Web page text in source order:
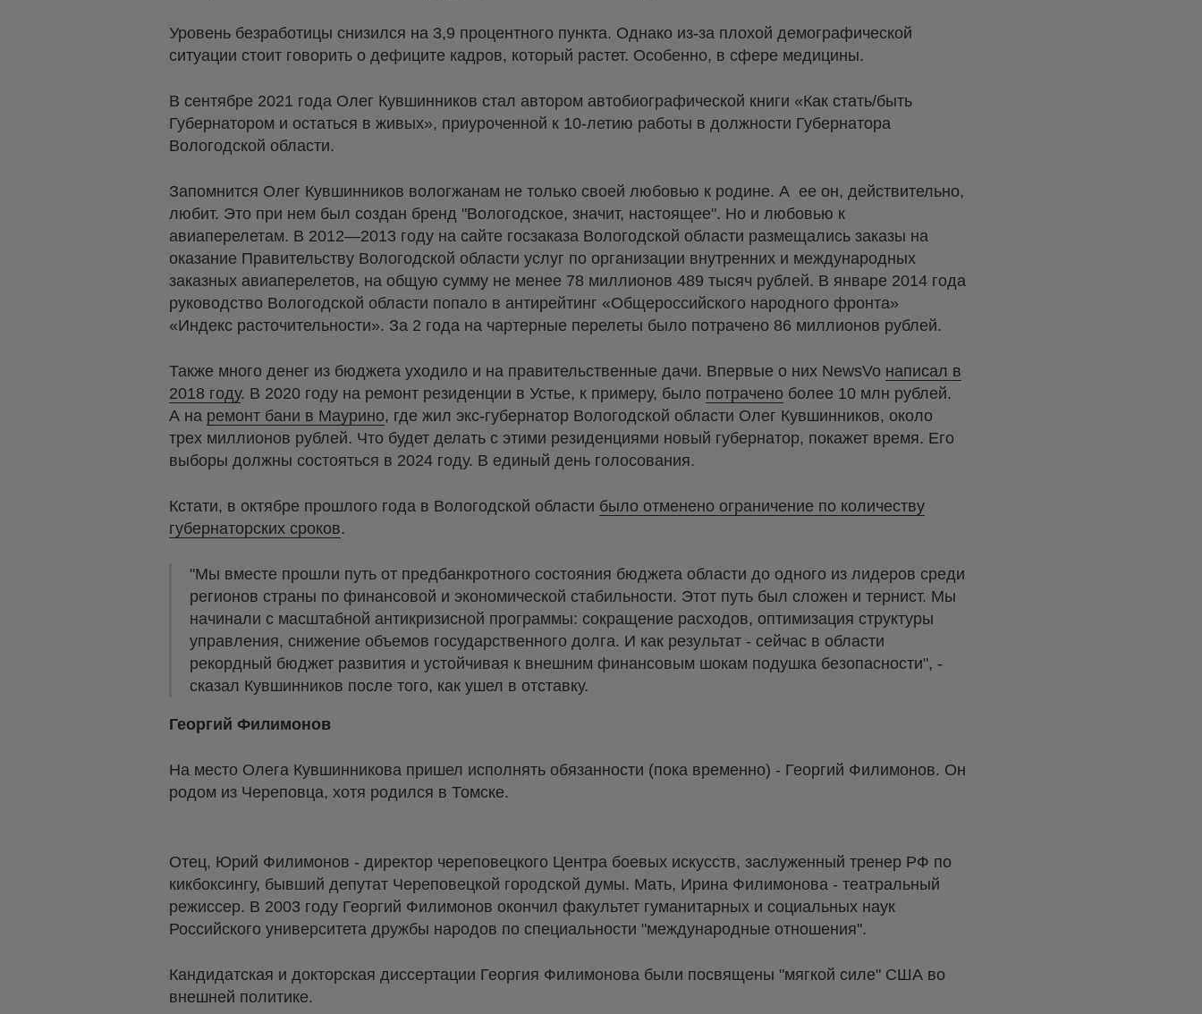
Уровень безработицы снизился на 3,9 процентного пункта. Однако из-за плохой демографической
ситуации стоит говорить о дефиците кадров, который растет. Особенно, в сфере медицины.
В сентябре 2021 года Олег Кувшинников стал автором автобиографической книги «Как стать/быть
Губернатором и остаться в живых», приуроченной к 10-летию работы в должности Губернатора
Вологодской области.
Запомнится Олег Кувшинников вологжанам не только своей любовью к родине. А ее он, действительно,
любит. Это при нем был создан бренд "Вологодское, значит, настоящее". Но и любовью к
авиаперелетам. В 2012—2013 году на сайте госзаказа Вологодской области размещались заказы на
оказание Правительству Вологодской области услуг по организации внутренних и международных
заказных авиаперелетов, на общую сумму не менее 78 миллионов 489 тысяч рублей. В январе 2014 года
руководство Вологодской области попало в антирейтинг «Общероссийского народного фронта»
«Индекс расточительности». За 2 года на чартерные перелеты было потрачено 86 миллионов рублей.
Также много денег из бюджета уходило и на правительственные дачи. Впервые о них NewsVo написал в
2018 году. В 2020 году на ремонт резиденции в Устье, к примеру, было потрачено более 10 млн рублей.
А на ремонт бани в Маурино, где жил экс-губернатор Вологодской области Олег Кувшинников, около
трех миллионов рублей. Что будет делать с этими резиденциями новый губернатор, покажет время. Его
выборы должны состояться в 2024 году. В единый день голосования.
Кстати, в октябре прошлого года в Вологодской области было отменено ограничение по количеству
губернаторских сроков.
"Мы вместе прошли путь от предбанкротного состояния бюджета области до одного из лидеров среди
регионов страны по финансовой и экономической стабильности. Этот путь был сложен и тернист. Мы
начинали с масштабной антикризисной программы: сокращение расходов, оптимизация структуры
управления, снижение объемов государственного долга. И как результат - сейчас в области
рекордный бюджет развития и устойчивая к внешним финансовым шокам подушка безопасности", -
сказал Кувшинников после того, как ушел в отставку.
Георгий Филимонов
На место Олега Кувшинникова пришел исполнять обязанности (пока временно) - Георгий Филимонов. Он
родом из Череповца, хотя родился в Томске.
Отец, Юрий Филимонов - директор череповецкого Центра боевых искусств, заслуженный тренер РФ по
кикбоксингу, бывший депутат Череповецкой городской думы. Мать, Ирина Филимонова - театральный
режиссер. В 2003 году Георгий Филимонов окончил факультет гуманитарных и социальных наук
Российского университета дружбы народов по специальности "международные отношения".
Кандидатская и докторская диссертации Георгия Филимонова были посвящены "мягкой силе" США во
внешней политике.